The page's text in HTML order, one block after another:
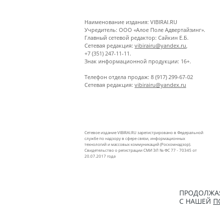
Наименование издания: VIBIRAI.RU
Учредитель: ООО «Алое Поле Адвертайзинг».
Главный сетевой редактор: Сайкин Е.Б.
Сетевая редакция: vibirairu@yandex.ru
+7 (351) 247-11-11.
Знак информационной продукции: 16+.
Телефон отдела продаж: 8 (917) 299-67-02
Сетевая редакция: vibirairu@yandex.ru
Сетевое издание VIBIRAI.RU зарегистрировано в Федеральной
службе по надзору в сфере связи, информационных
технологий и массовых коммуникаций (Роскомнадзор).
Свидетельство о регистрации СМИ ЭЛ № ФС 77 - 70345 от
20.07.2017 года
С НАШЕЙ